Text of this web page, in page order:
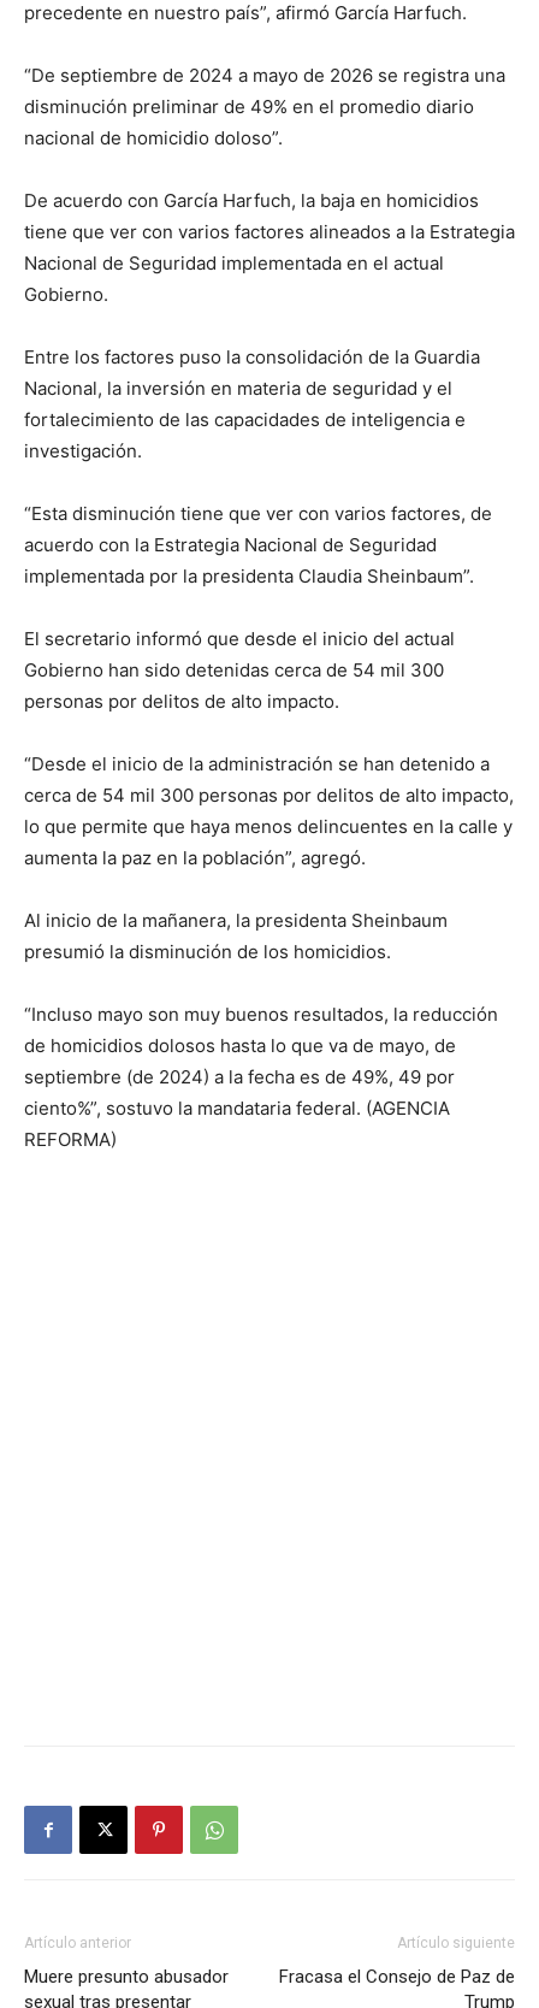
precedente en nuestro país”, afirmó García Harfuch.
“De septiembre de 2024 a mayo de 2026 se registra una
disminución preliminar de 49% en el promedio diario
nacional de homicidio doloso”.
De acuerdo con García Harfuch, la baja en homicidios
tiene que ver con varios factores alineados a la Estrategia
Nacional de Seguridad implementada en el actual
Gobierno.
Entre los factores puso la consolidación de la Guardia
Nacional, la inversión en materia de seguridad y el
fortalecimiento de las capacidades de inteligencia e
investigación.
“Esta disminución tiene que ver con varios factores, de
acuerdo con la Estrategia Nacional de Seguridad
implementada por la presidenta Claudia Sheinbaum”.
El secretario informó que desde el inicio del actual
Gobierno han sido detenidas cerca de 54 mil 300
personas por delitos de alto impacto.
“Desde el inicio de la administración se han detenido a
cerca de 54 mil 300 personas por delitos de alto impacto,
lo que permite que haya menos delincuentes en la calle y
aumenta la paz en la población”, agregó.
Al inicio de la mañanera, la presidenta Sheinbaum
presumió la disminución de los homicidios.
“Incluso mayo son muy buenos resultados, la reducción
de homicidios dolosos hasta lo que va de mayo, de
septiembre (de 2024) a la fecha es de 49%, 49 por
ciento%”, sostuvo la mandataria federal. (AGENCIA
REFORMA)
Artículo anterior
Muere presunto abusador
sexual tras presentar
Artículo siguiente
Fracasa el Consejo de Paz de
Trump